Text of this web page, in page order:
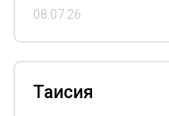
08.07.26
Таисия